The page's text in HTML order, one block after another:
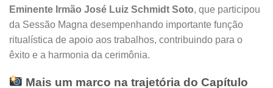
Eminente Irmão José Luiz Schmidt Soto, que participou
da Sessão Magna desempenhando importante função
ritualística de apoio aos trabalhos, contribuindo para o
êxito e a harmonia da cerimônia.
Mais um marco na trajetória do Capítulo